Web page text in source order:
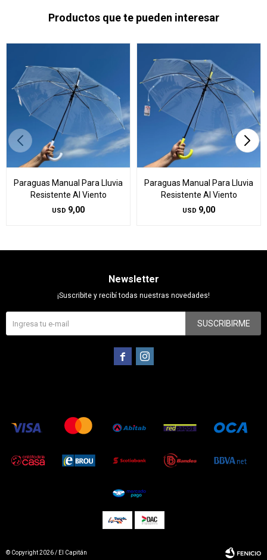
Productos que te pueden interesar
Paraguas Manual Para Lluvia
Resistente Al Viento
USD 9,00
Paraguas Manual Para Lluvia
Resistente Al Viento
USD 9,00
Newsletter
¡Suscribite y recibí todas nuestras novedades!
SUSCRIBIRME
 
© Copyright 2026 / El Capitán